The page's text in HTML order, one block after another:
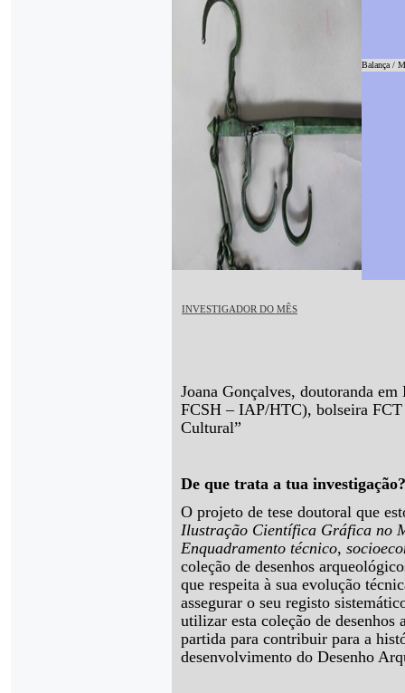
Balança /
INVESTIGADOR DO MÊS
Joana Gonçalves, doutoranda
FCSH – IAP/HTC), bolseira
Cultural”
De que trata a tua investigação?
O projeto de tese doutoral que
Ilustração Científica Gráfica no
Enquadramento técnico,
coleção de desenhos
que respeita à sua evolução
assegurar o seu registo
utilizar esta coleção de
partida para contribuir para a
desenvolvimento do Desenho